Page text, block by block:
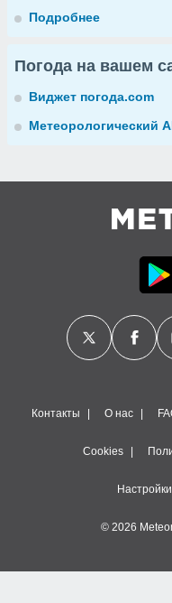
Подробнее
Погода на вашем
Виджет погода.com
Метеорологический
Контакты О нас
Cookies
© 2026